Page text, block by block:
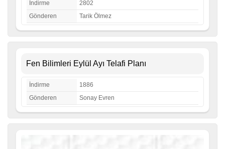
İndirme
2802
Gönderen
Tarik Ölmez
Fen Bilimleri Eylül Ayı Telafi Planı
İndirme
1886
Gönderen
Sonay Evren